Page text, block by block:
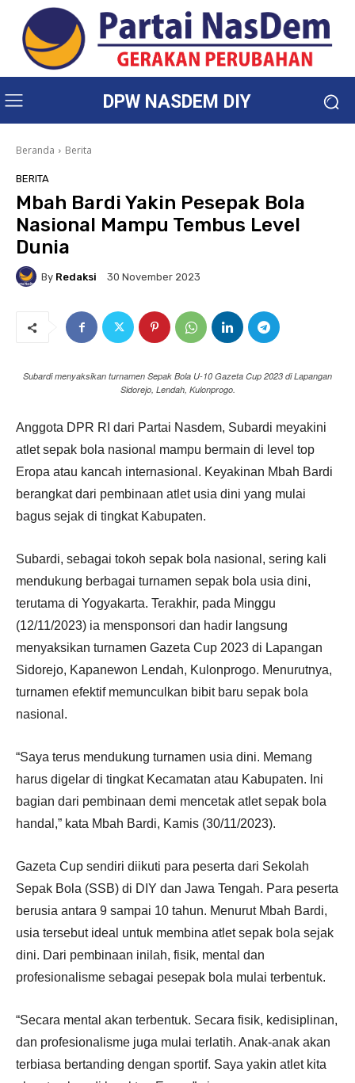
DPW NASDEM DIY
Beranda Berita
BERITA
Mbah Bardi Yakin Pesepak Bola
Nasional Mampu Tembus Level
Dunia
By Redaksi 30 November 2023
Subardi menyaksikan turnamen Sepak Bola U-10 Gazeta Cup 2023 di Lapangan
Sidorejo, Lendah, Kulonprogo.
Anggota DPR RI dari Partai Nasdem, Subardi meyakini
atlet sepak bola nasional mampu bermain di level top
Eropa atau kancah internasional. Keyakinan Mbah Bardi
berangkat dari pembinaan atlet usia dini yang mulai
bagus sejak di tingkat Kabupaten.
Subardi, sebagai tokoh sepak bola nasional, sering kali
mendukung berbagai turnamen sepak bola usia dini,
terutama di Yogyakarta. Terakhir, pada Minggu
(12/11/2023) ia mensponsori dan hadir langsung
menyaksikan turnamen Gazeta Cup 2023 di Lapangan
Sidorejo, Kapanewon Lendah, Kulonprogo. Menurutnya,
turnamen efektif memunculkan bibit baru sepak bola
nasional.
“Saya terus mendukung turnamen usia dini. Memang
harus digelar di tingkat Kecamatan atau Kabupaten. Ini
bagian dari pembinaan demi mencetak atlet sepak bola
handal,” kata Mbah Bardi, Kamis (30/11/2023).
Gazeta Cup sendiri diikuti para peserta dari Sekolah
Sepak Bola (SSB) di DIY dan Jawa Tengah. Para peserta
berusia antara 9 sampai 10 tahun. Menurut Mbah Bardi,
usia tersebut ideal untuk membina atlet sepak bola sejak
dini. Dari pembinaan inilah, fisik, mental dan
profesionalisme sebagai pesepak bola mulai terbentuk.
“Secara mental akan terbentuk. Secara fisik, kedisiplinan,
dan profesionalisme juga mulai terlatih. Anak-anak akan
terbiasa bertanding dengan sportif. Saya yakin atlet kita